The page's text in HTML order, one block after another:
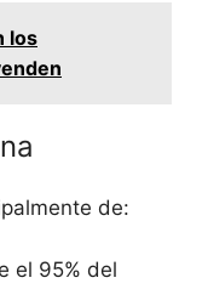
los
de:
el 95% del